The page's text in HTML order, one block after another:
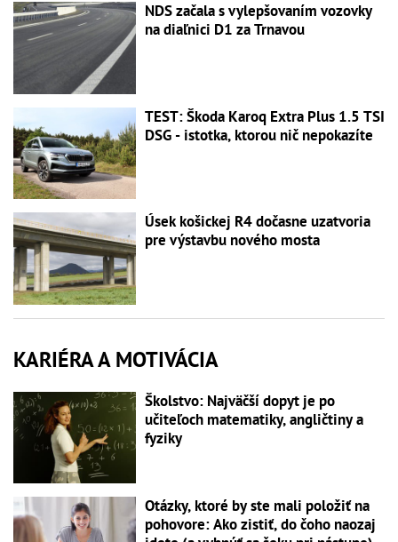
NDS začala s vylepšovaním vozovky
na diaľnici D1 za Trnavou
TEST: Škoda Karoq Extra Plus 1.5 TSI
DSG - istotka, ktorou nič nepokazíte
Úsek košickej R4 dočasne uzatvoria
pre výstavbu nového mosta
KARIÉRA A MOTIVÁCIA
Školstvo: Najväčší dopyt je po
učiteľoch matematiky, angličtiny a
fyziky
Otázky, ktoré by ste mali položiť na
pohovore: Ako zistiť, do čoho naozaj